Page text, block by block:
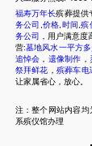
福寿万年长殡葬提供
务公司 价格 时间 殡
务公司
，用户满意
营:墓地风水一平方
追悼会 ， 遗像制作 ，
祭拜鲜花 ， 殡葬车电
让家属省心，放心。
注：整个网站内容
系殡仪馆办理